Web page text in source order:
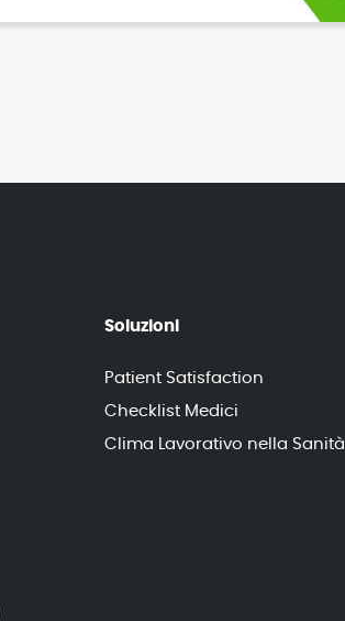
Soluzioni
Patient Satisfaction
Checklist Medici
Clima Lavorativo nella Sanità